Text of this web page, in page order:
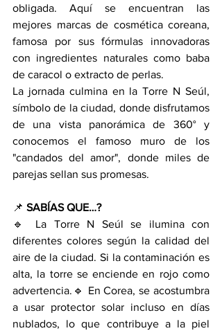
obligada. Aquí se encuentran las
mejores marcas de cosmética coreana,
famosa por sus fórmulas innovadoras
con ingredientes naturales como baba
de caracol o extracto de perlas.
La jornada culmina en la Torre N Seúl,
símbolo de la ciudad, donde disfrutamos
de una vista panorámica de 360° y
conocemos el famoso muro de los
"candados del amor", donde miles de
parejas sellan sus promesas.
📌 SABÍAS QUE…?
🔹 La Torre N Seúl se ilumina con
diferentes colores según la calidad del
aire de la ciudad. Si la contaminación es
alta, la torre se enciende en rojo como
advertencia.🔹 En Corea, se acostumbra
a usar protector solar incluso en días
nublados, lo que contribuye a la piel